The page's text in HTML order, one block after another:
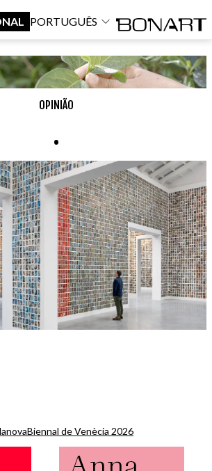
PORTUGUÊS
OPINIÃO
.
Biennal de Venècia 2026